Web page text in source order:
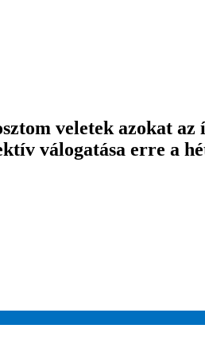
veletek azokat
válogatása erre a